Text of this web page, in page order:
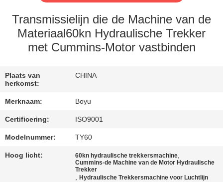
KWALITEITSCONTROLE
CONTACTEER
VERZOEK
OM EEN
CITAAT
Transmissielijn die de Machine van de
Materiaal60kn Hydraulische Trekker
met Cummins-Motor vastbinden
Plaats van
herkomst:
CHINA
Merknaam: Boyu
Certificering: ISO9001
Modelnummer: TY60
Hoog licht: 60kn hydraulische trekkersmachine,
Cummins-de Machine van de Motor Hydraulische
Trekker
,Hydraulische Trekkersmachine voor Luchtlijn